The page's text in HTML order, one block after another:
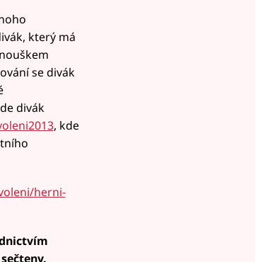
který má
se divák
divák
, kde
herni-